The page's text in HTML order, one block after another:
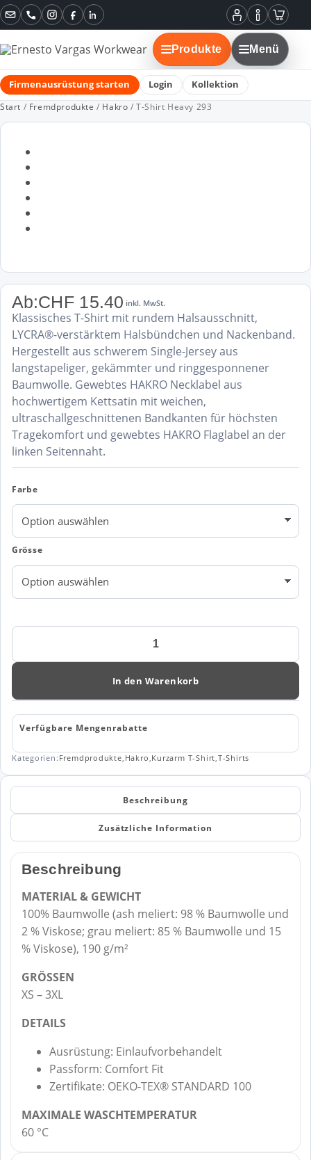
Mein
Konto
Informationen
Instagram
FacebookLinkedIn
Produkte Menü
Firmenausrüstung starten Login Kollektion
Start / Fremdprodukte / Hakro / T-Shirt Heavy 293
Ab:CHF15.40 inkl. MwSt.
Klassisches T-Shirt mit rundem Halsausschnitt,
LYCRA®-verstärktem Halsbündchen und Nackenband.
Hergestellt aus schwerem Single-Jersey aus
langstapeliger, gekämmter und ringgesponnener
Baumwolle. Gewebtes HAKRO Necklabel aus
hochwertigem Kettsatin mit weichen,
ultraschallgeschnittenen Bandkanten für höchsten
Tragekomfort und gewebtes HAKRO Flaglabel an der
linken Seitennaht.
Farbe
Grösse
T-
Heavy
Menge
In den Warenkorb
Verfügbare Mengenrabatte
Kategorien: Fremdprodukte, Hakro,Kurzarm T-Shirt,T-Shirts
Beschreibung
Zusätzliche Information
Beschreibung
MATERIAL & GEWICHT
100% Baumwolle (ash meliert: 98 % Baumwolle und
2 % Viskose; grau meliert: 85 % Baumwolle und 15
% Viskose), 190 g/m²
GRÖSSEN
XS – 3XL
DETAILS
Ausrüstung: Einlaufvorbehandelt
Passform: Comfort Fit
Zertifikate: OEKO-TEX® STANDARD 100
MAXIMALE WASCHTEMPERATUR
60 °C